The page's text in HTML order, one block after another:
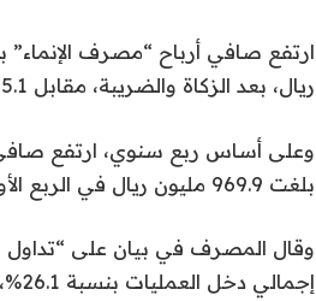
ريال، بعد الزكاة والضريبة، مقابل 925.1 مليون ريال في الربع المماثل من 2022.
بلغت 969.9 مليون ريال في الربع الأول من 2023.
وقال المصرف في بيان على “تداول